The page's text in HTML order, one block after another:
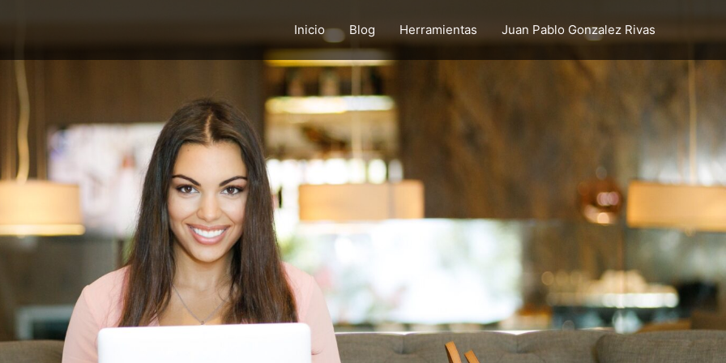
Inicio Blog Herramientas Juan Pablo Gonzalez Rivas